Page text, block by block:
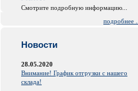
Смотрите подробную информацию...
подробнее ...
Новости
28.05.2020
Внимание! График отгрузки с нашего
склада!